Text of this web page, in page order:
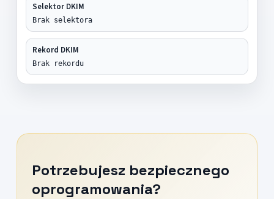
Selektor DKIM
Brak selektora
Rekord DKIM
Brak rekordu
Potrzebujesz bezpiecznego
oprogramowania?